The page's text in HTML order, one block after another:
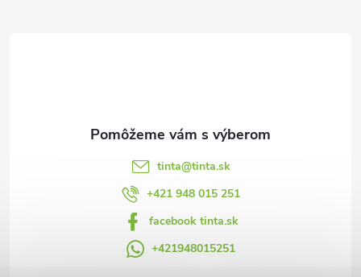
tinta@tinta.sk
+421 948 015 251
facebook tinta.sk
+421948015251